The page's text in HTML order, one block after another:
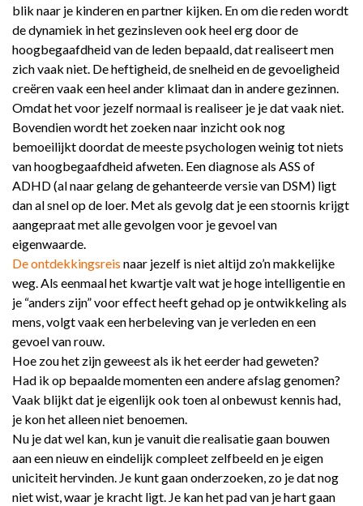
blik naar je kinderen en partner kijken. En om die reden wordt
de dynamiek in het gezinsleven ook heel erg door de
hoogbegaafdheid van de leden bepaald, dat realiseert men
zich vaak niet. De heftigheid, de snelheid en de gevoeligheid
creëren vaak een heel ander klimaat dan in andere gezinnen.
Omdat het voor jezelf normaal is realiseer je je dat vaak niet.
Bovendien wordt het zoeken naar inzicht ook nog
bemoeilijkt doordat de meeste psychologen weinig tot niets
van hoogbegaafdheid afweten. Een diagnose als ASS of
ADHD (al naar gelang de gehanteerde versie van DSM) ligt
dan al snel op de loer. Met als gevolg dat je een stoornis krijgt
aangepraat met alle gevolgen voor je gevoel van
eigenwaarde.
De ontdekkingsreis naar jezelf is niet altijd zo’n makkelijke
weg. Als eenmaal het kwartje valt wat je hoge intelligentie en
je “anders zijn” voor effect heeft gehad op je ontwikkeling als
mens, volgt vaak een herbeleving van je verleden en een
gevoel van rouw.
Hoe zou het zijn geweest als ik het eerder had geweten?
Had ik op bepaalde momenten een andere afslag genomen?
Vaak blijkt dat je eigenlijk ook toen al onbewust kennis had,
je kon het alleen niet benoemen.
Nu je dat wel kan, kun je vanuit die realisatie gaan bouwen
aan een nieuw en eindelijk compleet zelfbeeld en je eigen
uniciteit hervinden. Je kunt gaan onderzoeken, zo je dat nog
niet wist, waar je kracht ligt. Je kan het pad van je hart gaan